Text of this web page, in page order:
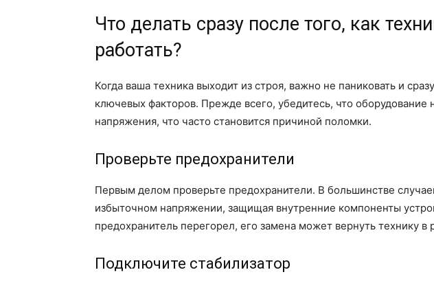
Что делать сразу после того, как
работать?
Когда ваша техника выходит из строя, важно не паниковать и
ключевых факторов. Прежде всего, убедитесь, что оборудование
напряжения, что часто становится причиной поломки.
Проверьте предохранители
Первым делом проверьте предохранители. В большинстве
избыточном напряжении, защищая внутренние компоненты
предохранитель перегорел, его замена может вернуть технику в
Подключите стабилизатор